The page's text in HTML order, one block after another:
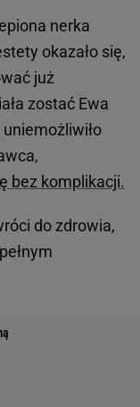
nerka
okazało się,
już
zostać Ewa
uniemożliwiło
bez komplikacji.
do zdrowia,